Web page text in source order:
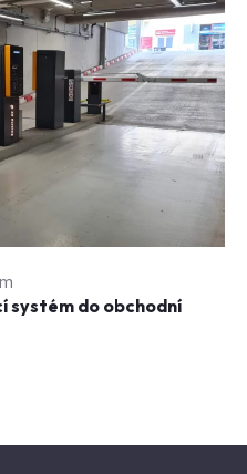
systém do obchodní